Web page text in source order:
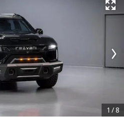
Развернуть
1 /8